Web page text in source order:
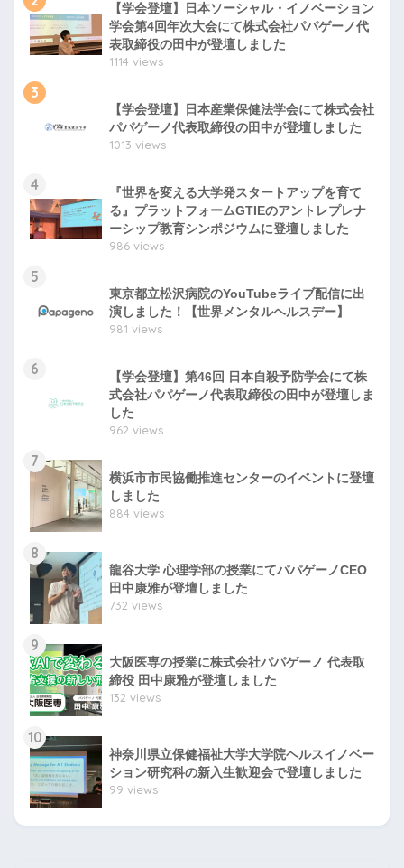
【学会登壇】日本ソーシャル・イノベーション
学会第4回年次大会にて株式会社パパゲーノ代
表取締役の田中が登壇しました
1114 views
3
【学会登壇】日本産業保健法学会にて株式会社
パパゲーノ代表取締役の田中が登壇しました
1013 views
4
『世界を変える大学発スタートアップを育て
る』プラットフォームGTIEのアントレプレナ
ーシップ教育シンポジウムに登壇しました
986 views
5
東京都立松沢病院のYouTubeライブ配信に出
演しました！【世界メンタルヘルスデー】
981 views
6
【学会登壇】第46回 日本自殺予防学会にて株
式会社パパゲーノ代表取締役の田中が登壇しま
した
962 views
7
横浜市市民協働推進センターのイベントに登壇
しました
884 views
8
龍谷大学 心理学部の授業にてパパゲーノCEO
田中康雅が登壇しました
732 views
9
大阪医専の授業に株式会社パパゲーノ 代表取
締役 田中康雅が登壇しました
132 views
10
神奈川県立保健福祉大学大学院ヘルスイノベー
ション研究科の新入生歓迎会で登壇しました
99 views